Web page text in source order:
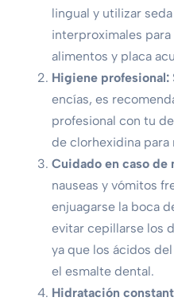
lingual y utilizar
interproximales
alimentos y placa
Higiene profesional:
encías, es
profesional con tu
de clorhexidina
Cuidado en caso de
nauseas y vómitos
enjuagarse la boca
evitar cepillarse los
ya que los ácidos
el esmalte dental.
Hidratación